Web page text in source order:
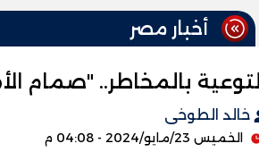
أخبار مصر
التوعية بالمخاطر.. "صمام
خالد الطوخى
الخميس 23/مايو/2024 - 04:08 م